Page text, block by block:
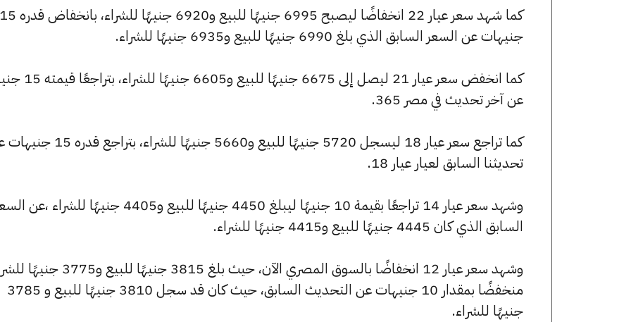
كما شهد سعر عيار 22 انخفاضًا ليصبح 6995 جنيهًا للبيع و6920 جنيهًا للشراء، بانخفاض قدره 15
جنيهات عن السعر السابق الذي بلغ 6990 جنيهًا للبيع و6935 جنيهًا للشراء.
كما انخفض سعر عيار 21 ليصل إلى 6675
عن آخر تحديث في مصر 365.
كما تراجع سعر عيار 18 ليسجل 5720 جنيهًا للبيع و5660 جنيهًا للشراء،
تحديثنا السابق لعيار عيار 18.
وشهد سعر عيار 14 تراجعًا بقيمة 10 جنيهًا ليبلغ 4450 جنيهًا للبيع و4405 جنيهًا للشراء ،عن
السابق الذي كان 4445 جنيهًا للبيع و4415 جنيهًا للشراء.
وشهد سعر عيار 12 انخفاضًا بالسوق المصري الآن، حيث بلغ 3815 جنيهًا للبيع
منخفضًا بمقدار 10 جنيهات عن التحديث السابق، حيث كان قد سجل 3810 جنيهًا للبيع و 3785
جنيهًا للشراء.